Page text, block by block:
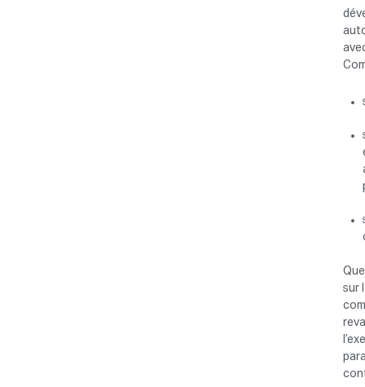
sur